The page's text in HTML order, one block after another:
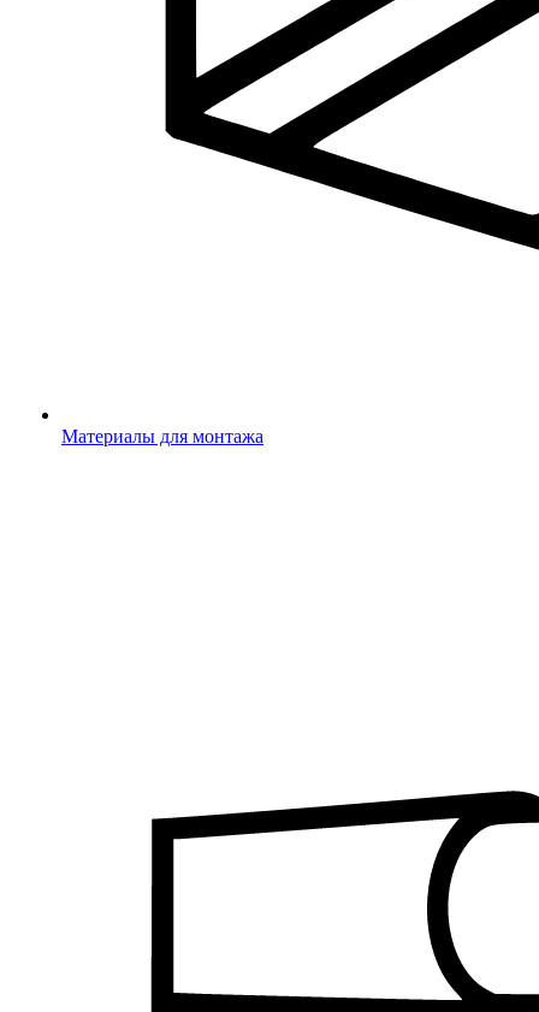
Материалы для монтажа